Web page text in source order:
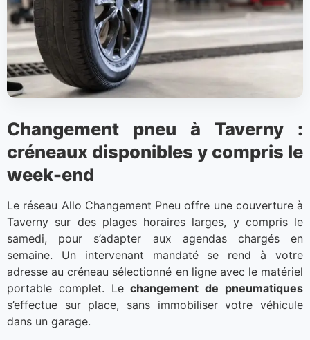
Changement pneu à Taverny :
créneaux disponibles y compris le
week-end
Le réseau Allo Changement Pneu offre une couverture à
Taverny sur des plages horaires larges, y compris le
samedi, pour s’adapter aux agendas chargés en
semaine. Un intervenant mandaté se rend à votre
adresse au créneau sélectionné en ligne avec le matériel
portable complet. Lechangement de pneumatiques
s’effectue sur place, sans immobiliser votre véhicule
dans un garage.